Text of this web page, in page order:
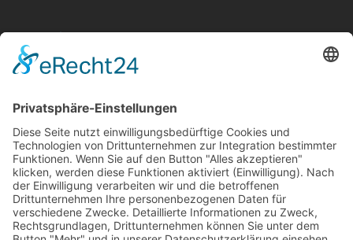
Aktuelle Nachrichten aus dem MKK-Kreis.
Kontaktiere uns:team@mkk-echo.de
JetztBericht einreichen